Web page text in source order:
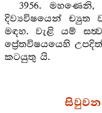
3956.
දිව්‍යවිෂයෙන් ච්‍යුත
මඳහ. වැළි යම්
ප්‍රේතවිෂයයෙහි
කටයුතු යි.
සිවුවන